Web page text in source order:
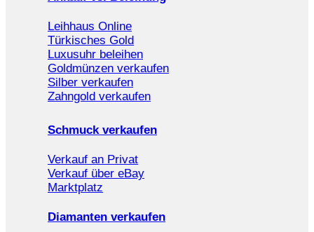
Leihhaus Online
Türkisches Gold
Luxusuhr beleihen
Goldmünzen verkaufen
Silber verkaufen
Zahngold verkaufen
Schmuck verkaufen
Verkauf an Privat
Verkauf über eBay
Marktplatz
Diamanten verkaufen